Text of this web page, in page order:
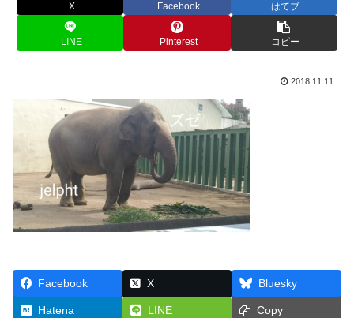
X Facebook はてブ
LINE Pinterest コピー
2018.11.11
Facebook X Bluesky
Hatena LINE Copy